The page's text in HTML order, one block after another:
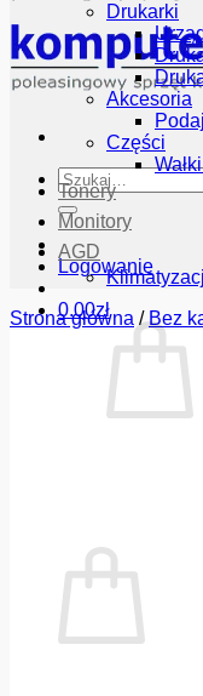
Szukaj:
Logowanie
0.00zł
Drukarki
Akcesoria
Części
Tonery
Monitory
AGD
Strona główna / Bez